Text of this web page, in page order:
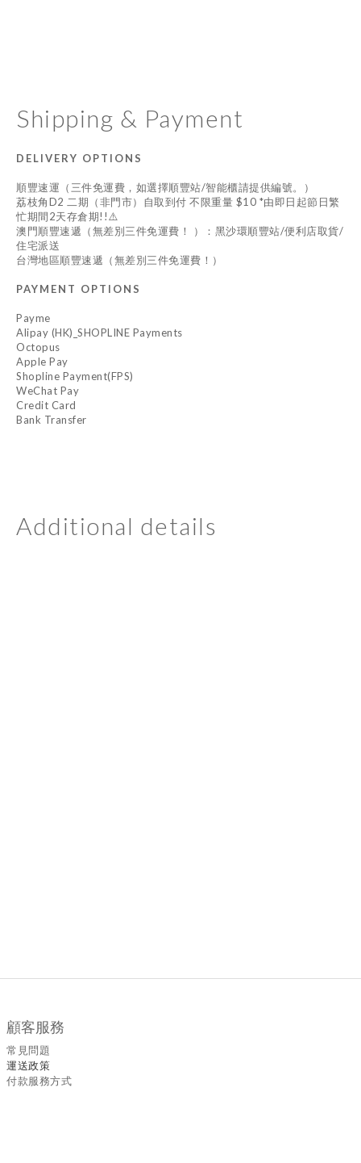
Shipping & Payment
DELIVERY OPTIONS
順豐速運（三件免運費，如選擇順豐站/智能櫃請提供編號。）
荔枝角D2 二期（非門市）自取到付 不限重量 $10 *由即日起節日繁
忙期間2天存倉期!!⚠️
澳門順豐速遞（無差別三件免運費！ ）：黑沙環順豐站/便利店取貨/
住宅派送
台灣地區順豐速遞（無差別三件免運費！）
PAYMENT OPTIONS
Payme
Alipay (HK)_SHOPLINE Payments
Octopus
Apple Pay
Shopline Payment(FPS)
WeChat Pay
Credit Card
Bank Transfer
Additional details
顧客服務
常見問題
運送政策
付款服務方式